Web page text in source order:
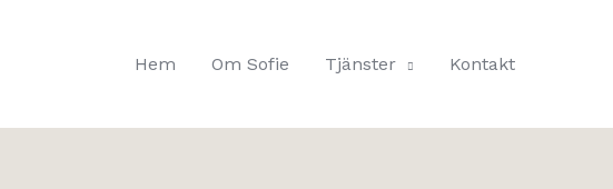
Hem Om Sofie Tjänster Kontakt